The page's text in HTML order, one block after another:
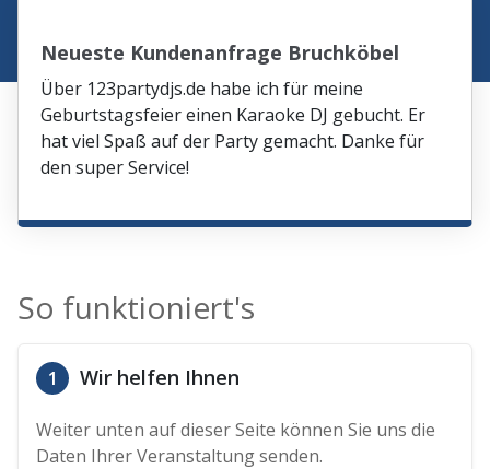
Neueste Kundenanfrage Bruchköbel
Über 123partydjs.de habe ich für meine
Geburtstagsfeier einen Karaoke DJ gebucht. Er
hat viel Spaß auf der Party gemacht. Danke für
den super Service!
So funktioniert's
1 Wir helfen Ihnen
Weiter unten auf dieser Seite können Sie uns die
Daten Ihrer Veranstaltung senden.